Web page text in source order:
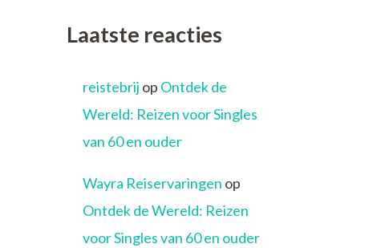
Laatste reacties
reistebrij op Ontdek de
Wereld: Reizen voor Singles
van 60 en ouder
Wayra Reiservaringen op
Ontdek de Wereld: Reizen
voor Singles van 60 en ouder